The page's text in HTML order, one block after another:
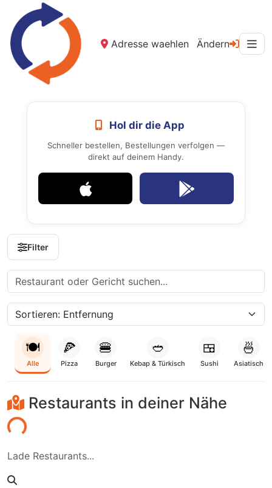
Adresse waehlen Ändern
Hol dir die App
Schneller bestellen, Bestellungen verfolgen —
direkt auf deinem Handy.
Filter
🍽️
Alle
🍕
Pizza
🍔
Burger
🥙
Kebap & Türkisch
🍱
Sushi
🍜
Asiatisch
Restaurants in deiner Nähe
Lade Restaurants...